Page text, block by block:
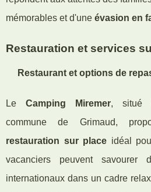
mémorables et d'une évasion en
Restauration et services
Restaurant et options de
LeCamping Miremer, situé
commune de Grimaud,
restauration sur place idéal
vacanciers peuvent
internationaux dans un cadre